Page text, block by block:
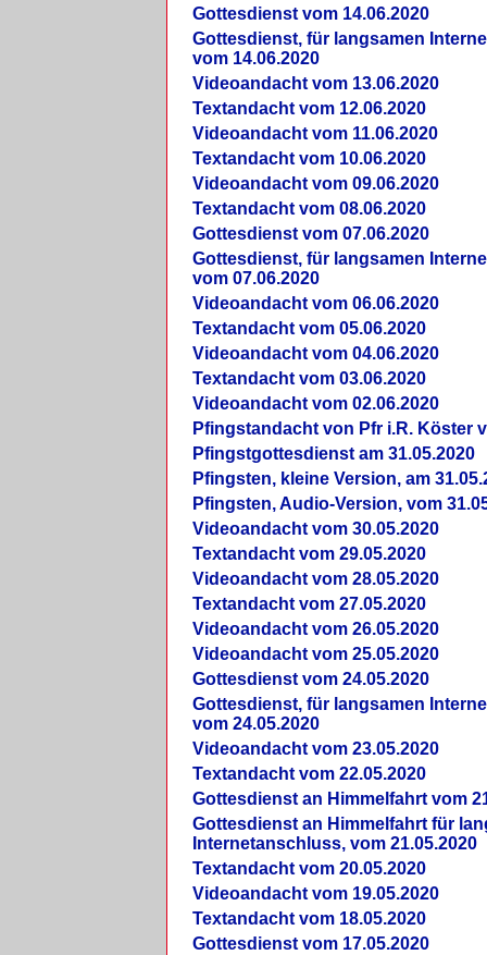
Gottesdienst vom 14.06.2020
Gottesdienst, für langsamen
vom 14.06.2020
Videoandacht vom 13.06.2020
Textandacht vom 12.06.2020
Videoandacht vom 11.06.2020
Textandacht vom 10.06.2020
Videoandacht vom 09.06.2020
Textandacht vom 08.06.2020
Gottesdienst vom 07.06.2020
Gottesdienst, für langsamen
vom 07.06.2020
Videoandacht vom 06.06.2020
Textandacht vom 05.06.2020
Videoandacht vom 04.06.2020
Textandacht vom 03.06.2020
Videoandacht vom 02.06.2020
Pfingstandacht von Pfr i.R. Köster
Pfingstgottesdienst am 31.05.2020
Pfingsten, kleine Version, am
Pfingsten, Audio-Version, vom
Videoandacht vom 30.05.2020
Textandacht vom 29.05.2020
Videoandacht vom 28.05.2020
Textandacht vom 27.05.2020
Videoandacht vom 26.05.2020
Videoandacht vom 25.05.2020
Gottesdienst vom 24.05.2020
Gottesdienst, für langsamen
vom 24.05.2020
Videoandacht vom 23.05.2020
Textandacht vom 22.05.2020
Gottesdienst an Himmelfahrt vom
Gottesdienst an Himmelfahrt für
Internetanschluss, vom 21.05.2020
Textandacht vom 20.05.2020
Videoandacht vom 19.05.2020
Textandacht vom 18.05.2020
Gottesdienst vom 17.05.2020